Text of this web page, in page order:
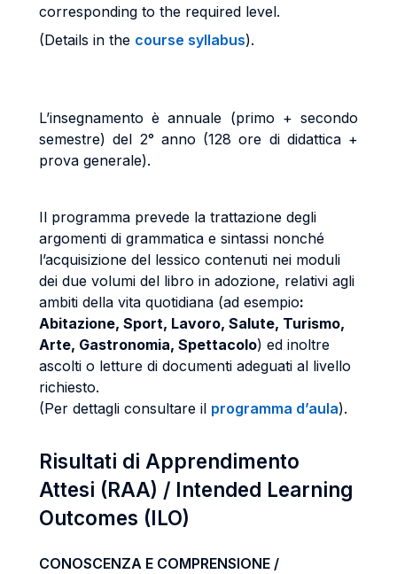
corresponding to the required level.
(Details in the course syllabus).
L’insegnamento è annuale (primo + secondo
semestre) del 2° anno (128 ore di didattica +
prova generale).
Il programma prevede la trattazione degli
argomenti di grammatica e sintassi nonché
l’acquisizione del lessico contenuti nei moduli
dei due volumi del libro in adozione, relativi agli
ambiti della vita quotidiana (ad esempio:
Abitazione, Sport, Lavoro, Salute, Turismo,
Arte, Gastronomia, Spettacolo) ed inoltre
ascolti o letture di documenti adeguati al livello
richiesto.
(Per dettagli consultare il programma d’aula).
Risultati di Apprendimento
Attesi (RAA) / Intended Learning
Outcomes (ILO)
CONOSCENZA E COMPRENSIONE /